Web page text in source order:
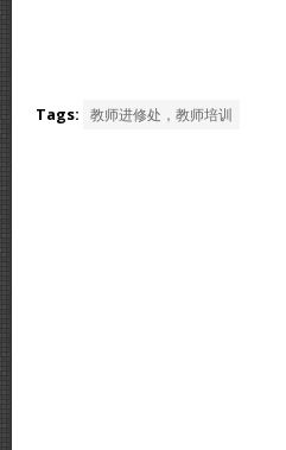
Tags: 教师进修处，教师培训